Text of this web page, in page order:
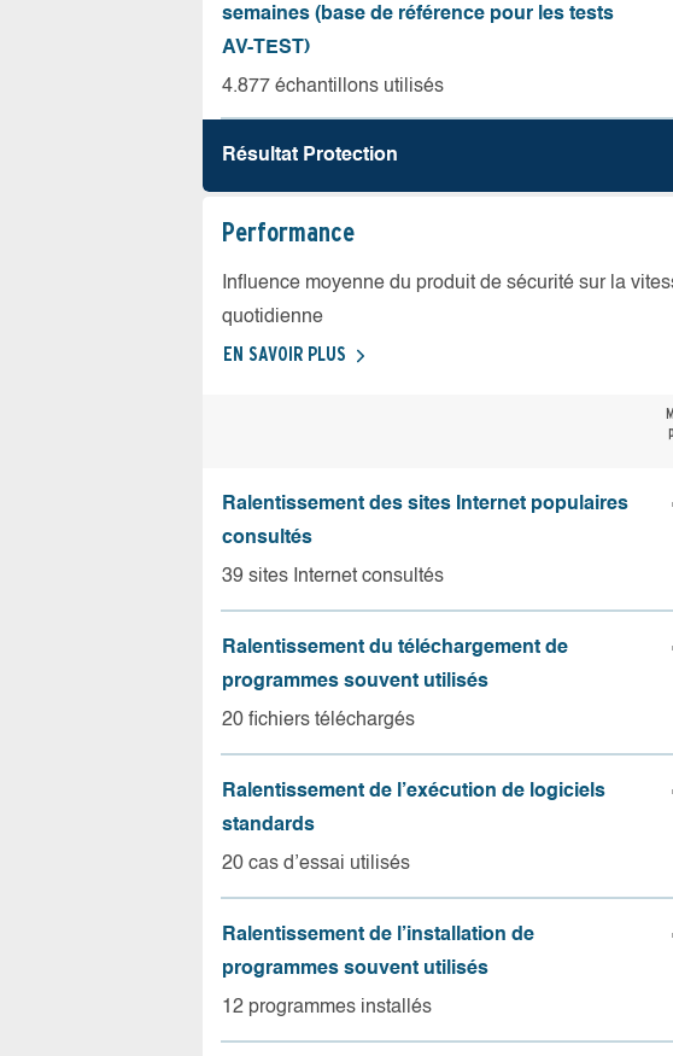
semaines (base de référence pour les tests
AV-TEST)
4.877 échantillons utilisés
Résultat Protection
Performance
Influence moyenne du produit de sécurité sur la
quotidienne
EN SAVOIR PLUS
Ralentissement des sites Internet populaires
consultés
39 sites Internet consultés
Ralentissement du téléchargement de
programmes souvent utilisés
20 fichiers téléchargés
Ralentissement de l’exécution de logiciels
standards
20 cas d’essai utilisés
Ralentissement de l’installation de
programmes souvent utilisés
12 programmes installés